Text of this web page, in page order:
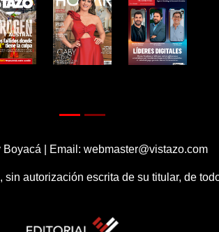
Boyacá | Email: webmaster@vistazo.com
autorización escrita de su titular, de